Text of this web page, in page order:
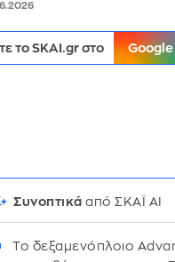
το SKAI.gr στο Google
Συνοπτικάαπό ΣΚΑΪ AI
Το δεξαμενόπλοιο